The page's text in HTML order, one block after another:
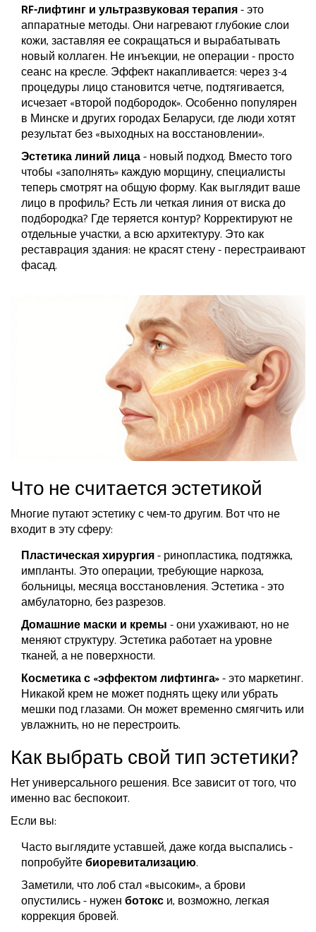
RF-лифтинг и ультразвуковая терапия- это
аппаратные методы. Они нагревают глубокие слои
кожи, заставляя ее сокращаться и вырабатывать
новый коллаген. Не инъекции, не операции - просто
сеанс на кресле. Эффект накапливается: через 3-4
процедуры лицо становится четче, подтягивается,
исчезает «второй подбородок». Особенно популярен
в Минске и других городах Беларуси, где люди хотят
результат без «выходных на восстановлении».
Эстетика линий лица- новый подход. Вместо того
чтобы «заполнять» каждую морщину, специалисты
теперь смотрят на общую форму. Как выглядит ваше
лицо в профиль? Есть ли четкая линия от виска до
подбородка? Где теряется контур? Корректируют не
отдельные участки, а всю архитектуру. Это как
реставрация здания: не красят стену - перестраивают
фасад.
Что не считается эстетикой
Многие путают эстетику с чем-то другим. Вот что не
входит в эту сферу:
Пластическая хирургия- ринопластика, подтяжка,
импланты. Это операции, требующие наркоза,
больницы, месяца восстановления. Эстетика - это
амбулаторно, без разрезов.
Домашние маски и кремы- они ухаживают, но не
меняют структуру. Эстетика работает на уровне
тканей, а не поверхности.
Косметика с «эффектом лифтинга»- это маркетинг.
Никакой крем не может поднять щеку или убрать
мешки под глазами. Он может временно смягчить или
увлажнить, но не перестроить.
Как выбрать свой тип эстетики?
Нет универсального решения. Все зависит от того, что
именно вас беспокоит.
Если вы:
Часто выглядите уставшей, даже когда выспались -
попробуйтебиоревитализацию.
Заметили, что лоб стал «высоким», а брови
опустились - нуженботокси, возможно, легкая
коррекция бровей.